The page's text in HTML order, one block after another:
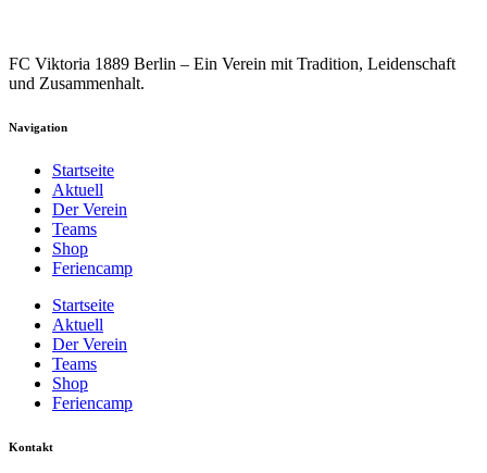
FC Viktoria 1889 Berlin – Ein Verein mit Tradition, Leidenschaft
und Zusammenhalt.
Navigation
Startseite
Aktuell
Der Verein
Teams
Shop
Feriencamp
Startseite
Aktuell
Der Verein
Teams
Shop
Feriencamp
Kontakt